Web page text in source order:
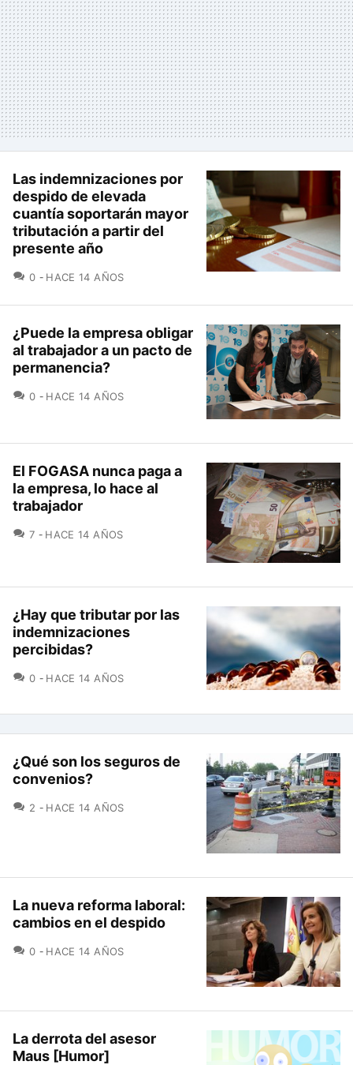
Las indemnizaciones por
despido de elevada
cuantía soportarán mayor
tributación a partir del
presente año
0 COMENTARIOS
HACE 14 AÑOS
¿Puede la empresa obligar
al trabajador a un pacto de
permanencia?
0 COMENTARIOS
HACE 14 AÑOS
El FOGASA nunca paga a
la empresa, lo hace al
trabajador
7 COMENTARIOS
HACE 14 AÑOS
¿Hay que tributar por las
indemnizaciones
percibidas?
0 COMENTARIOS
HACE 14 AÑOS
¿Qué son los seguros de
convenios?
2 COMENTARIOS
HACE 14 AÑOS
La nueva reforma laboral:
cambios en el despido
0 COMENTARIOS
HACE 14 AÑOS
La derrota del asesor
Maus [Humor]